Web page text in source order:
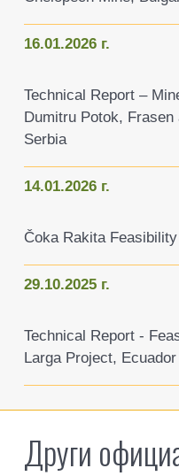
16.01.2026 г.
Technical Report –
Dumitru Potok,
Serbia
14.01.2026 г.
Čoka Rakita
29.10.2025 г.
Technical Report -
Larga Project, Ecuador
Други